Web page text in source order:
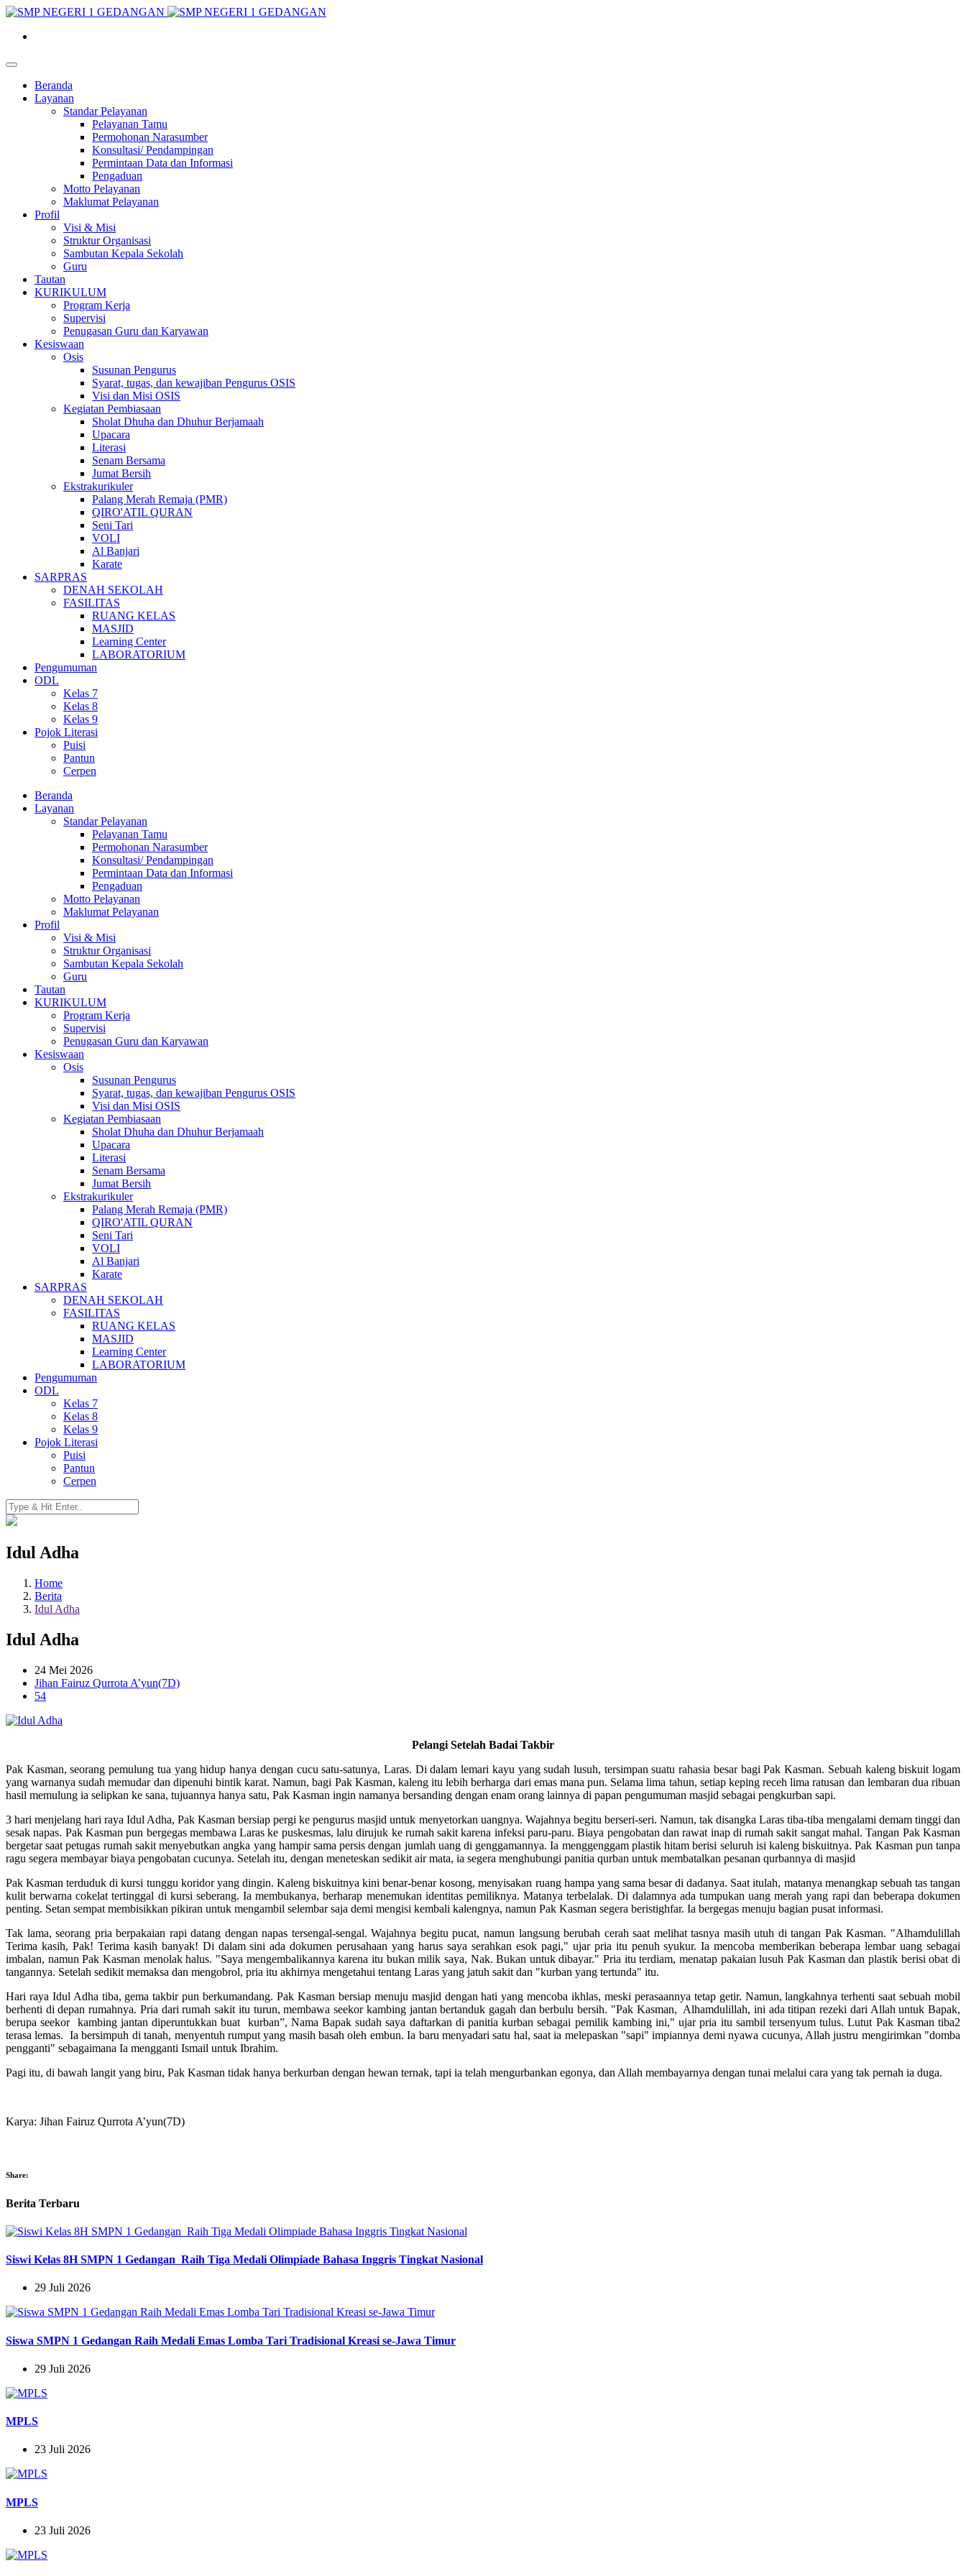
Beranda
Layanan
Standar Pelayanan
Pelayanan Tamu
Permohonan Narasumber
Konsultasi/ Pendampingan
Permintaan Data dan Informasi
Pengaduan
Motto Pelayanan
Maklumat Pelayanan
Profil
Visi & Misi
Struktur Organisasi
Sambutan Kepala Sekolah
Guru
Tautan
KURIKULUM
Program Kerja
Supervisi
Penugasan Guru dan Karyawan
Kesiswaan
Osis
Susunan Pengurus
Syarat, tugas, dan kewajiban Pengurus OSIS
Visi dan Misi OSIS
Kegiatan Pembiasaan
Sholat Dhuha dan Dhuhur Berjamaah
Upacara
Literasi
Senam Bersama
Jumat Bersih
Ekstrakurikuler
Palang Merah Remaja (PMR)
QIRO'ATIL QURAN
Seni Tari
VOLI
Al Banjari
Karate
SARPRAS
DENAH SEKOLAH
FASILITAS
RUANG KELAS
MASJID
Learning Center
LABORATORIUM
Pengumuman
ODL
Kelas 7
Kelas 8
Kelas 9
Pojok Literasi
Puisi
Pantun
Cerpen
Beranda
Layanan
Standar Pelayanan
Pelayanan Tamu
Permohonan Narasumber
Konsultasi/ Pendampingan
Permintaan Data dan Informasi
Pengaduan
Motto Pelayanan
Maklumat Pelayanan
Profil
Visi & Misi
Struktur Organisasi
Sambutan Kepala Sekolah
Guru
Tautan
KURIKULUM
Program Kerja
Supervisi
Penugasan Guru dan Karyawan
Kesiswaan
Osis
Susunan Pengurus
Syarat, tugas, dan kewajiban Pengurus OSIS
Visi dan Misi OSIS
Kegiatan Pembiasaan
Sholat Dhuha dan Dhuhur Berjamaah
Upacara
Literasi
Senam Bersama
Jumat Bersih
Ekstrakurikuler
Palang Merah Remaja (PMR)
QIRO'ATIL QURAN
Seni Tari
VOLI
Al Banjari
Karate
SARPRAS
DENAH SEKOLAH
FASILITAS
RUANG KELAS
MASJID
Learning Center
LABORATORIUM
Pengumuman
ODL
Kelas 7
Kelas 8
Kelas 9
Pojok Literasi
Puisi
Pantun
Cerpen
Idul Adha
Home
Berita
Idul Adha
Idul Adha
24 Mei 2026
Jihan Fairuz Qurrota A’yun(7D)
54
Pelangi Setelah Badai Takbir
Pak Kasman, seorang pemulung tua yang hidup hanya dengan cucu satu-satunya, Laras. Di dalam lemari kayu yang sudah lusuh, tersimpan suatu rahasia besar bagi Pak Kasman. Sebuah kaleng biskuit logam
yang warnanya sudah memudar dan dipenuhi bintik karat. Namun, bagi Pak Kasman, kaleng itu lebih berharga dari emas mana pun. Selama lima tahun, setiap keping receh lima ratusan dan lembaran dua ribuan
hasil memulung ia selipkan ke sana, tujuannya hanya satu, Pak Kasman ingin namanya bersanding dengan enam orang lainnya di papan pengumuman masjid sebagai pengkurban sapi.
3 hari menjelang hari raya Idul Adha, Pak Kasman bersiap pergi ke pengurus masjid untuk menyetorkan uangnya. Wajahnya begitu berseri-seri. Namun, tak disangka Laras tiba-tiba mengalami demam tinggi dan
sesak napas. Pak Kasman pun bergegas membawa Laras ke puskesmas, lalu dirujuk ke rumah sakit karena infeksi paru-paru. Biaya pengobatan dan rawat inap di rumah sakit sangat mahal. Tangan Pak Kasman
bergetar saat petugas rumah sakit menyebutkan angka yang hampir sama persis dengan jumlah uang di genggamannya. Ia menggenggam plastik hitam berisi seluruh isi kaleng biskuitnya. Pak Kasman pun tanpa
ragu segera membayar biaya pengobatan cucunya. Setelah itu, dengan meneteskan sedikit air mata, ia segera menghubungi panitia qurban untuk membatalkan pesanan qurbannya di masjid
Pak Kasman terduduk di kursi tunggu koridor yang dingin. Kaleng biskuitnya kini benar-benar kosong, menyisakan ruang hampa yang sama besar di dadanya. Saat itulah, matanya menangkap sebuah tas tangan
kulit berwarna cokelat tertinggal di kursi seberang. Ia membukanya, berharap menemukan identitas pemiliknya. Matanya terbelalak. Di dalamnya ada tumpukan uang merah yang rapi dan beberapa dokumen
penting. Setan sempat membisikkan pikiran untuk mengambil selembar saja demi mengisi kembali kalengnya, namun Pak Kasman segera beristighfar. Ia bergegas menuju bagian pusat informasi.
Tak lama, seorang pria berpakaian rapi datang dengan napas tersengal-sengal. Wajahnya begitu pucat, namun langsung berubah cerah saat melihat tasnya masih utuh di tangan Pak Kasman. "Alhamdulillah
Terima kasih, Pak! Terima kasih banyak! Di dalam sini ada dokumen perusahaan yang harus saya serahkan esok pagi," ujar pria itu penuh syukur. Ia mencoba memberikan beberapa lembar uang sebagai
imbalan, namun Pak Kasman menolak halus. "Saya mengembalikannya karena itu bukan milik saya, Nak. Bukan untuk dibayar." Pria itu terdiam, menatap pakaian lusuh Pak Kasman dan plastik berisi obat di
tangannya. Setelah sedikit memaksa dan mengobrol, pria itu akhirnya mengetahui tentang Laras yang jatuh sakit dan "kurban yang tertunda" itu.
Hari raya Idul Adha tiba, gema takbir pun berkumandang. Pak Kasman bersiap menuju masjid dengan hati yang mencoba ikhlas, meski perasaannya tetap getir. Namun, langkahnya terhenti saat sebuah mobil
berhenti di depan rumahnya. Pria dari rumah sakit itu turun, membawa seekor kambing jantan bertanduk gagah dan berbulu bersih. "Pak Kasman, Alhamdulillah, ini ada titipan rezeki dari Allah untuk Bapak,
berupa seekor kambing jantan diperuntukkan buat kurban”, Nama Bapak sudah saya daftarkan di panitia kurban sebagai pemilik kambing ini," ujar pria itu sambil tersenyum tulus. Lutut Pak Kasman tiba2
terasa lemas. Ia bersimpuh di tanah, menyentuh rumput yang masih basah oleh embun. Ia baru menyadari satu hal, saat ia melepaskan "sapi" impiannya demi nyawa cucunya, Allah justru mengirimkan "domba
pengganti" sebagaimana Ia mengganti Ismail untuk Ibrahim.
Pagi itu, di bawah langit yang biru, Pak Kasman tidak hanya berkurban dengan hewan ternak, tapi ia telah mengurbankan egonya, dan Allah membayarnya dengan tunai melalui cara yang tak pernah ia duga.
Karya: Jihan Fairuz Qurrota A’yun(7D)
Share:
Berita Terbaru
Siswi Kelas 8H SMPN 1 Gedangan Raih Tiga Medali Olimpiade Bahasa Inggris Tingkat Nasional
29 Juli 2026
Siswa SMPN 1 Gedangan Raih Medali Emas Lomba Tari Tradisional Kreasi se-Jawa Timur
29 Juli 2026
MPLS
23 Juli 2026
MPLS
23 Juli 2026